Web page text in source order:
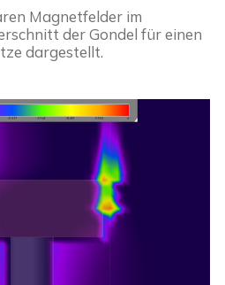
Magnetfelder im
der Gondel für einen
dargestellt.